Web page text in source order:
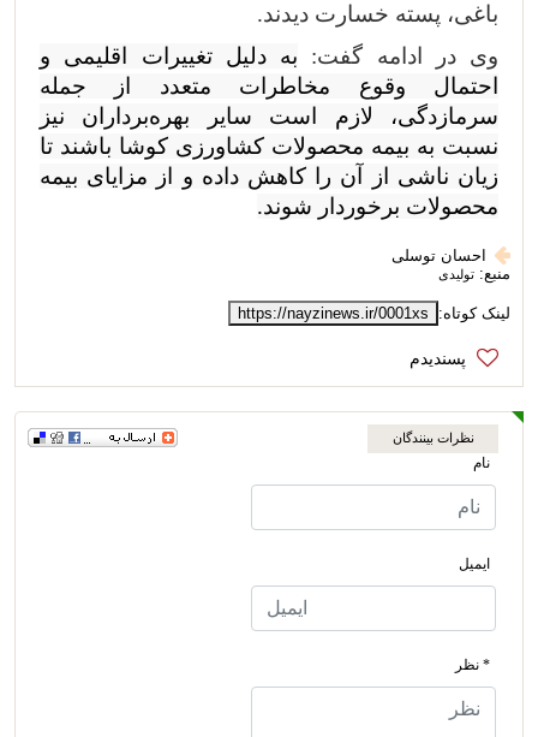
باغی، پسته خسارت دیدند.
وی در ادامه گفت: به دلیل تغییرات اقلیمی و
احتمال وقوع مخاطرات متعدد از جمله
سرمازدگی، لازم است سایر بهره‌برداران نیز
نسبت به بیمه محصولات کشاورزی کوشا باشند تا
زیان ناشی از آن را کاهش داده و از مزایای بیمه
محصولات برخوردار شوند.
احسان توسلی
منبع: تولیدی
لینک کوتاه: https://nayzinews.ir/0001xs
نظرات بینندگان
نام
ایمیل
* نظر